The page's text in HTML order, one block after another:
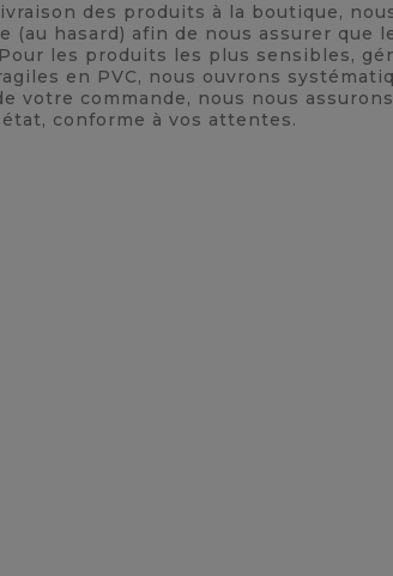
des produits à la boutique,
(au hasard) afin de nous assurer que
les produits les plus sensibles,
en PVC, nous ouvrons
votre commande, nous nous
conforme à vos attentes.